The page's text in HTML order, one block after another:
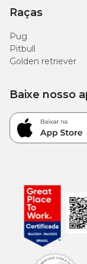
Raças
Pug
Pitbull
Golden retriever
Baixe nosso